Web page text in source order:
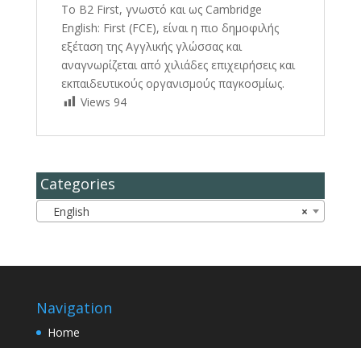
Το B2 First, γνωστό και ως Cambridge
English: First (FCE), είναι η πιο δημοφιλής
εξέταση της Αγγλικής γλώσσας και
αναγνωρίζεται από χιλιάδες επιχειρήσεις και
εκπαιδευτικούς οργανισμούς παγκοσμίως.
Views 94
Categories
×
English
Navigation
Home